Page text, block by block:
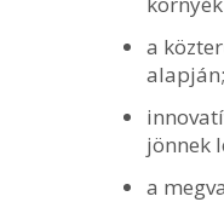
a
alapján;
jönnek
a